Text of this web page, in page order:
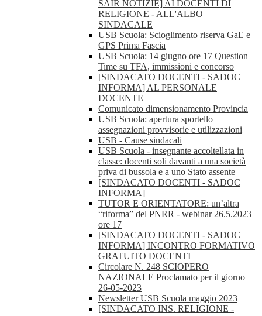
SAIR NOTIZIE] AI DOCENTI DI
RELIGIONE - ALL'ALBO
SINDACALE
USB Scuola: Scioglimento riserva GaE e
GPS Prima Fascia
USB Scuola: 14 giugno ore 17 Question
Time su TFA, immissioni e concorso
[SINDACATO DOCENTI - SADOC
INFORMA] AL PERSONALE
DOCENTE
Comunicato dimensionamento Provincia
USB Scuola: apertura sportello
assegnazioni provvisorie e utilizzazioni
USB - Cause sindacali
USB Scuola - insegnante accoltellata in
classe: docenti soli davanti a una società
priva di bussola e a uno Stato assente
[SINDACATO DOCENTI - SADOC
INFORMA]
TUTOR E ORIENTATORE: un’altra
“riforma” del PNRR - webinar 26.5.2023
ore 17
[SINDACATO DOCENTI - SADOC
INFORMA] INCONTRO FORMATIVO
GRATUITO DOCENTI
Circolare N. 248 SCIOPERO
NAZIONALE Proclamato per il giorno
26-05-2023
Newsletter USB Scuola maggio 2023
[SINDACATO INS. RELIGIONE -